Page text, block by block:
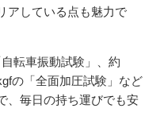
アしている点も魅力で
転車振動試験」、約
の「全面加圧試験」など
、毎日の持ち運びでも安